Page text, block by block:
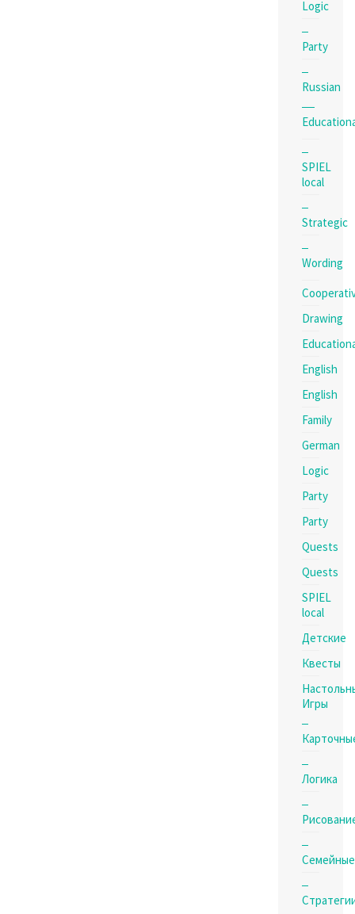
Logic
Party
Russian
SPIEL
local
Strategic
Wording
Drawing
English
English
Family
German
Logic
Party
Party
Quests
Quests
SPIEL
local
Детские
Квесты
Игры
Логика
Семейные